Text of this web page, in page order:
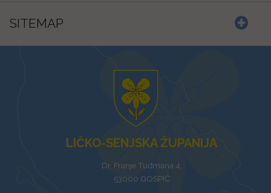
SITEMAP
LIČKO-SENJSKA ŽUPANIJA
Dr. Franje Tuđmana 4,
53000 GOSPIĆ